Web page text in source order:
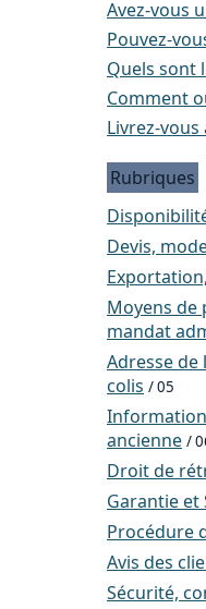
Avez-vous
Pouvez-
Quels sont
Comment
Livrez-vous
Rubriques
Devis,
Moyens de
mandat
Adresse
colis / 05
ancienne /
Droit de
Garantie et
Procédure
Avis des
Sécurité,